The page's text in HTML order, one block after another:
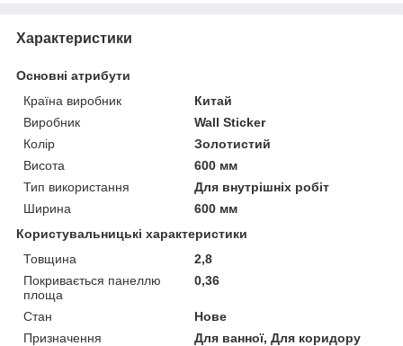
Характеристики
Основні атрибути
Країна виробник
Китай
Виробник
Wall Sticker
Колір
Золотистий
Висота
600 мм
Тип використання
Для внутрішніх робіт
Ширина
600 мм
Користувальницькі характеристики
Товщина
2,8
Покривається панеллю
площа
0,36
Стан
Нове
Призначення
Для ванної, Для коридору